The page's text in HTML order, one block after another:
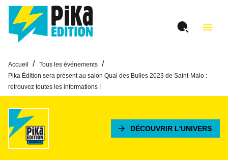
MENU RECHERCHE
PIED DE PAGE
menu
Accueil / Tous les événements /
Pika Édition sera présent au salon Quai des Bulles 2023 de Saint-Malo :
retrouvez toutes les informations !
arrow_forward DÉCOUVRIR L'UNIVERS